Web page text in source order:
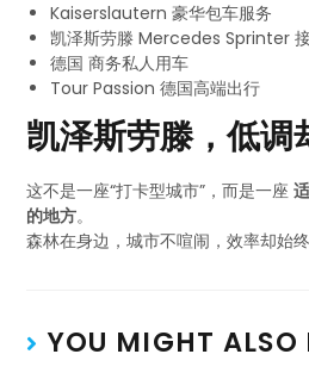
Kaiserslautern 豪华包车服务
凯泽斯劳滕 Mercedes Sprinter
德国 商务私人用车
Tour Passion 德国高端出行
凯泽斯劳滕，低调
这不是一座“打卡型城市”，而是一座
的地方。
森林在身边，城市不喧闹，效率却始终
YOU MIGHT ALSO